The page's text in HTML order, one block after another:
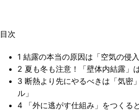
目次
1 結露の本当の原因は「空気の侵入
2 夏も冬も注意！「壁体内結露」
3 断熱より先にやるべきは「気密
ル」
4「外に逃がす仕組み」をつくる